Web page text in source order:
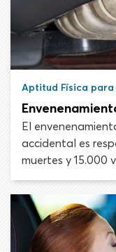
Aptitud Física para
El
accidental es
muertes y 15.000
los Estados
estos casos de
de escape de los
conductores
monóxido de